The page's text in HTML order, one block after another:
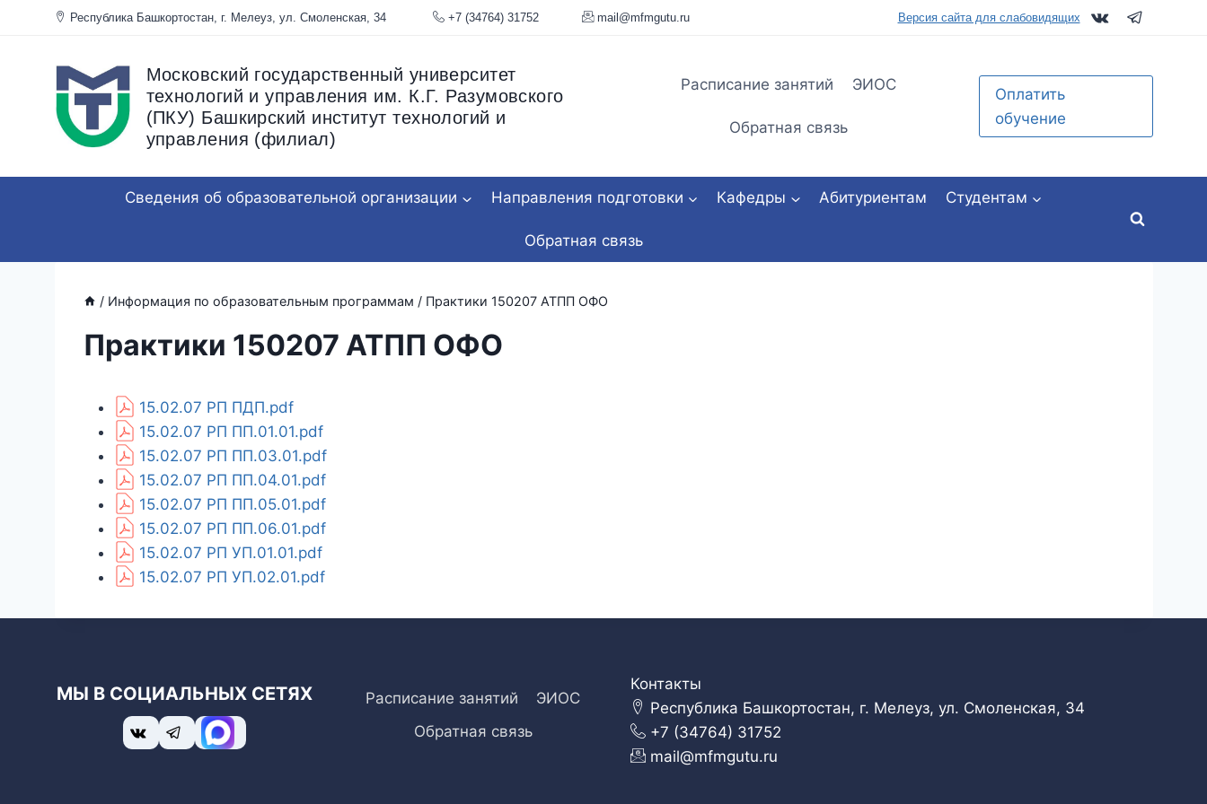
Перейти
Республика Башкортостан, г. Мелеуз, ул. Смоленская, 34 +7 (34764) 31752 mail@mfmgutu.ru Версия сайта для слабовидящих
Московский государственный университет
технологий и управления им. К.Г. Разумовского
(ПКУ) Башкирский институт технологий и
управления (филиал)
Расписание занятий ЭИОС
Обратная связь
Оплатить
обучение
Сведения об образовательной организации Направления подготовки Кафедры Абитуриентам Студентам
Обратная связь
/ Информация по образовательным программам / Практики 150207 АТПП ОФО
Практики 150207 АТПП ОФО
15.02.07 РП ПДП.pdf
15.02.07 РП ПП.01.01.pdf
15.02.07 РП ПП.03.01.pdf
15.02.07 РП ПП.04.01.pdf
15.02.07 РП ПП.05.01.pdf
15.02.07 РП ПП.06.01.pdf
15.02.07 РП УП.01.01.pdf
15.02.07 РП УП.02.01.pdf
МЫ В СОЦИАЛЬНЫХ СЕТЯХ Расписание занятий
ЭИОС
Обратная связь
Контакты
Республика Башкортостан, г. Мелеуз, ул. Смоленская, 34
+7 (34764) 31752
mail@mfmgutu.ru